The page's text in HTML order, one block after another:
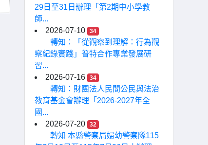
29日至31日辦理「第2期中小學教
師...
2026-07-10
34
轉知：「從觀察到理解：行為觀
察紀錄實踐」普特合作專業發展研
習...
2026-07-16
34
轉知：財團法人民間公民與法治
教育基金會辦理「2026-2027年全
國...
2026-07-20
32
轉知 本縣警察局婦幼警察隊115